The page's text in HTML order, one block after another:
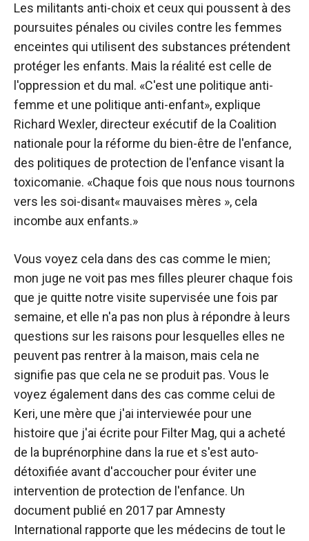
Les militants anti-choix et ceux qui poussent à des
poursuites pénales ou civiles contre les femmes
enceintes qui utilisent des substances prétendent
protéger les enfants. Mais la réalité est celle de
l'oppression et du mal. «C'est une politique anti-
femme et une politique anti-enfant», explique
Richard Wexler, directeur exécutif de la Coalition
nationale pour la réforme du bien-être de l'enfance,
des politiques de protection de l'enfance visant la
toxicomanie. «Chaque fois que nous nous tournons
vers les soi-disant« mauvaises mères », cela
incombe aux enfants.»
Vous voyez cela dans des cas comme le mien;
mon juge ne voit pas mes filles pleurer chaque fois
que je quitte notre visite supervisée une fois par
semaine, et elle n'a pas non plus à répondre à leurs
questions sur les raisons pour lesquelles elles ne
peuvent pas rentrer à la maison, mais cela ne
signifie pas que cela ne se produit pas. Vous le
voyez également dans des cas comme celui de
Keri, une mère que j'ai interviewée pour une
histoire que j'ai écrite pour Filter Mag, qui a acheté
de la buprénorphine dans la rue et s'est auto-
détoxifiée avant d'accoucher pour éviter une
intervention de protection de l'enfance. Un
document publié en 2017 par Amnesty
International rapporte que les médecins de tout le